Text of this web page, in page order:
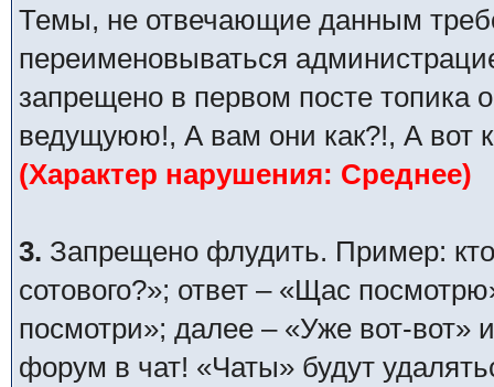
Темы, не отвечающие данным
переименовываться
запрещено в первом посте топика
ведущуюю!, А вам они как?!, А вот
(Характер нарушения: Среднее)
3. Запрещено флудить. Пример:
сотового?»; ответ – «Щас
посмотри»; далее – «Уже вот-вот»
форум в чат! «Чаты» будут